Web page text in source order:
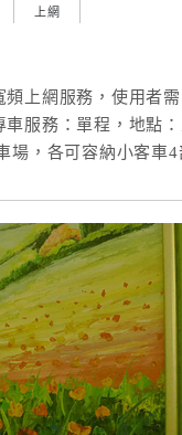
上網
頻上網服務，使用者
車服務：單程，地點
場，各可容納小客車4